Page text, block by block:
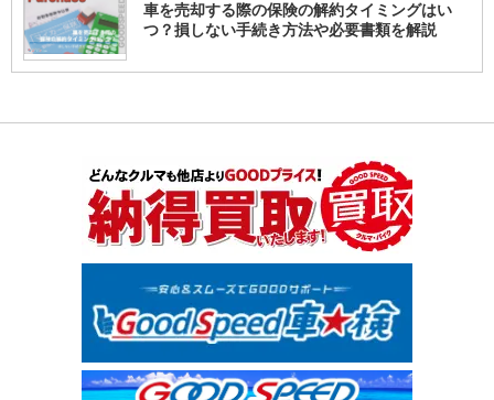
車を売却する際の保険の解約タイミングはい
つ？損しない手続き方法や必要書類を解説